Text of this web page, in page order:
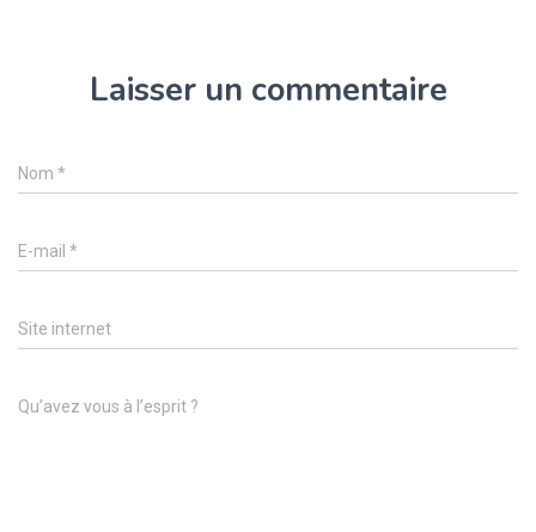
Laisser un commentaire
Nom *
E-mail *
Site internet
Qu’avez vous à l’esprit ?